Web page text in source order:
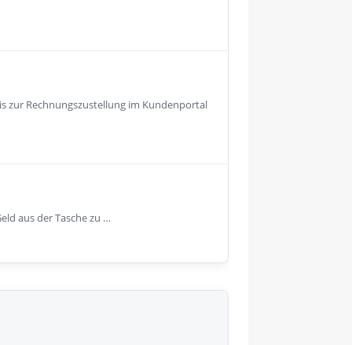
zur Rechnungszustellung im Kundenportal
aus der Tasche zu …